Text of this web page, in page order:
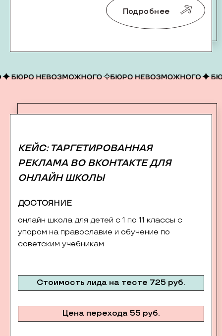
Подробнее
КЕЙС: ТАРГЕТИРОВАННАЯ
РЕКЛАМА ВО ВКОНТАКТЕ ДЛЯ
ОНЛАЙН ШКОЛЫ
ДОСТОЯНИЕ
онлайн школа для детей с 1 по 11 классы с
упором на православие и обучение по
советским учебникам
Стоимость лида на тесте 725 руб.
Цена перехода 55 руб.